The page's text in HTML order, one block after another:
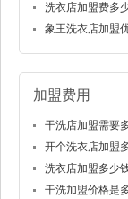
洗衣店加盟费多
象王洗衣店加盟
加盟费用
干洗店加盟需要
开个洗衣店加盟
洗衣店加盟多少
干洗加盟价格是